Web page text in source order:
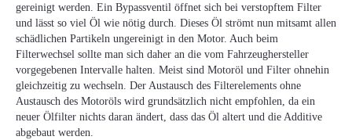
gereinigt werden. Ein Bypassventil öffnet sich bei verstopftem Filter
und lässt so viel Öl wie nötig durch. Dieses Öl strömt nun mitsamt allen
schädlichen Partikeln ungereinigt in den Motor. Auch beim
Filterwechsel sollte man sich daher an die vom Fahrzeughersteller
vorgegebenen Intervalle halten. Meist sind Motoröl und Filter ohnehin
gleichzeitig zu wechseln. Der Austausch des Filterelements ohne
Austausch des Motoröls wird grundsätzlich nicht empfohlen, da ein
neuer Ölfilter nichts daran ändert, dass das Öl altert und die Additive
abgebaut werden.